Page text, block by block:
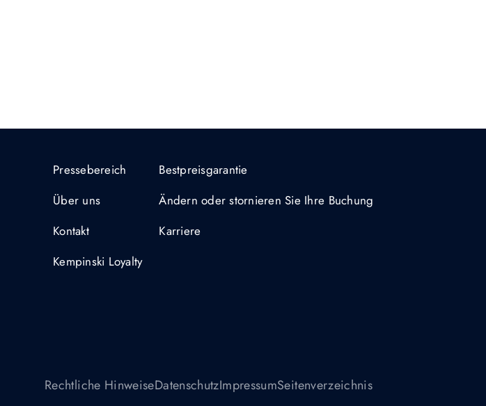
Pressebereich
Über uns
Kontakt
Kempinski Loyalty
Bestpreisgarantie
Ändern oder stornieren Sie Ihre Buchung
Karriere
Rechtliche HinweiseDatenschutzImpressumSeitenverzeichnis